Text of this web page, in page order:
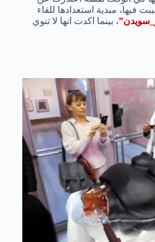
فيها، مبدية استعدادها للقاء
، بينما اكدت انها لا تنوي